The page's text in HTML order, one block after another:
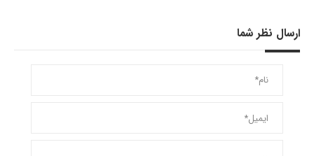
ارسال نظر شما